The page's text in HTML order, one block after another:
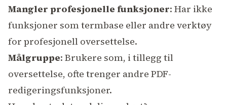
Mangler profesjonelle funksjoner: Har ikke
funksjoner som termbase eller andre verktøy
for profesjonell oversettelse.
Målgruppe: Brukere som, i tillegg til
oversettelse, ofte trenger andre PDF-
redigeringsfunksjoner.